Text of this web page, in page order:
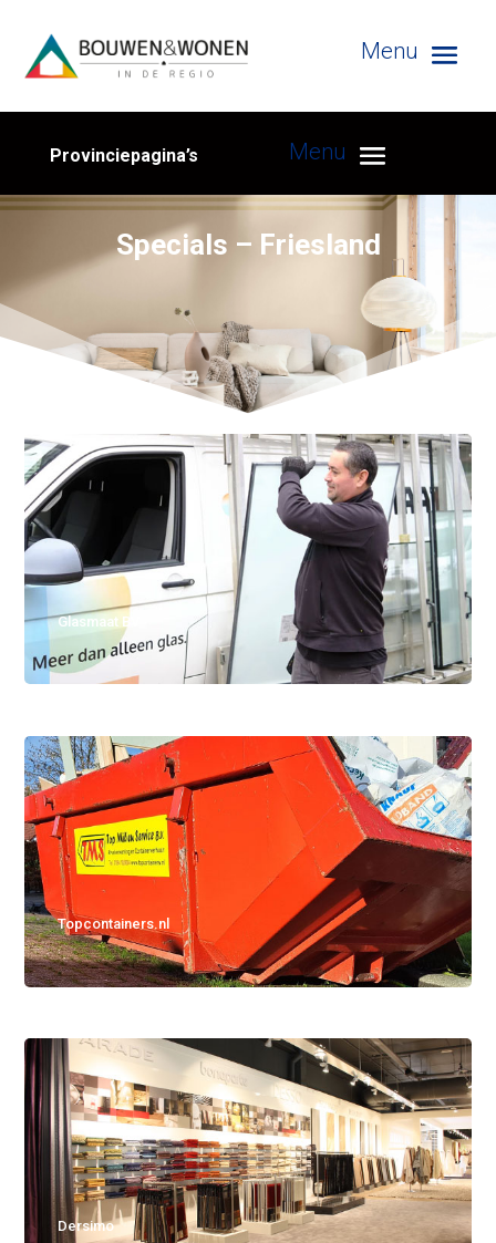
Provinciepagina’s
Specials – Friesland
Glasmaat BV
Topcontainers.nl
Dersimo